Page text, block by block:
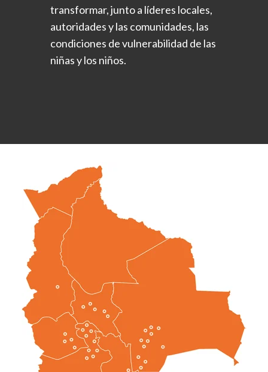
transformar, junto a líderes locales,
autoridades y las comunidades, las
condiciones devulnerabilidad de las
niñas y los niños.